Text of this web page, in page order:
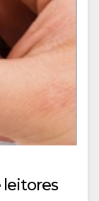
leitores